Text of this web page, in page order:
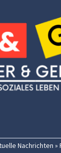
Nachrichten »